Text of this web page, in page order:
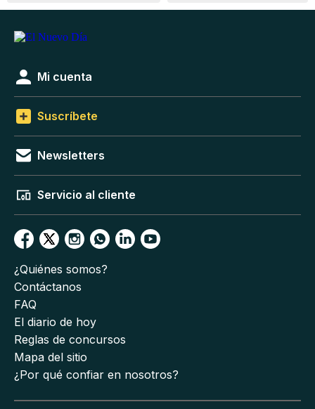
Mi cuenta
Suscríbete
Newsletters
Servicio al cliente
¿Quiénes somos?
Contáctanos
FAQ
El diario de hoy
Reglas de concursos
Mapa del sitio
¿Por qué confiar en nosotros?